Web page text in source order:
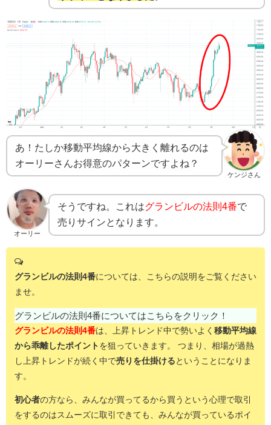
ケンジさん
あ！たしか移動平均線から大きく離れるのは
オーリーさんお得意のパターンですよね？
オーリー
そうですね。これはグランビルの法則4番で
売りサインとなります。
グランビルの法則4番については、こちらの説明をご覧ください
ませ。
グランビルの法則4番についてはこちらをクリック！
グランビルの法則4番は、上昇トレンド中で勢いよく 移動平均線
から乖離したポイント を狙っていきます。 つまり、相場が過熱
し上昇トレンドが続く中 で売りを仕掛ける ということになりま
す。
初心者の方なら、みんなが買ってるから買うという心理で取引
をするのはスムーズに取引できても、みんなが買っているポイ